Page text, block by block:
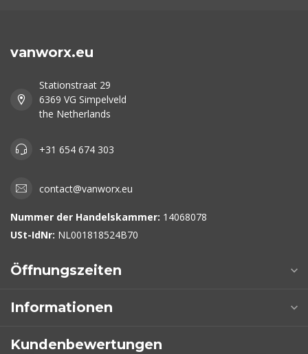
vanworx.eu
Stationstraat 29
6369 VG Simpelveld
the Netherlands
+31 654 674 303
contact@vanworx.eu
Nummer der Handelskammer: 14068078
USt-IdNr: NL001818524B70
Öffnungszeiten
Informationen
Kundenbewertungen